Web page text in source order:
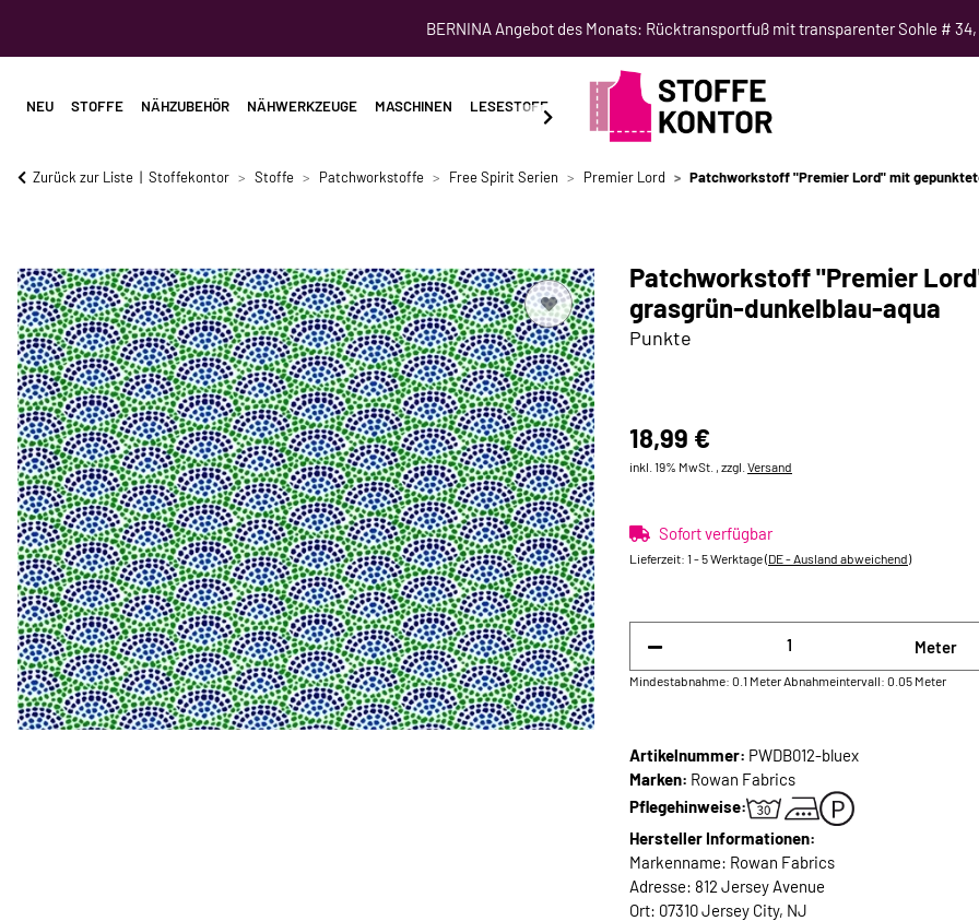
BERNINA Angebot des Monats: Rücktransportfuß mit transparenter Sohle # 34,
NEU STOFFE NÄHZUBEHÖR NÄHWERKZEUGE MASCHINEN LESESTOFF SCHNITTMUSTER NÄHKURSE
Zurück zur Liste Stoffekontor Stoffe Patchworkstoffe Free Spirit Serien Premier Lord Patchworkstoff "Premier Lord" mit
Patchworkstoff "Premier
grasgrün-dunkelblau-aqua
Punkte
18,99 €
inkl. 19% MwSt. , zzgl. Versand
Sofort verfügbar
Lieferzeit: 1 - 5 Werktage(DE - Ausland abweichend)
Meter
Mindestabnahme: 0.1 MeterAbnahmeintervall: 0.05 Meter
Artikelnummer: PWDB012-bluex
Marken: Rowan Fabrics
Pflegehinweise:
Hersteller Informationen:
Markenname: Rowan Fabrics
Adresse: 812 Jersey Avenue
Ort: 07310 Jersey City, NJ